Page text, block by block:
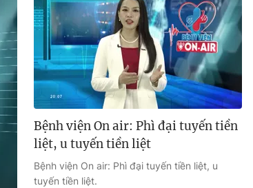
Bệnh viện On air: Phì đại tuyến tiền
liệt, u tuyến tiền liệt
Bệnh viện On air: Phì đại tuyến tiền liệt, u
tuyến tiền liệt.